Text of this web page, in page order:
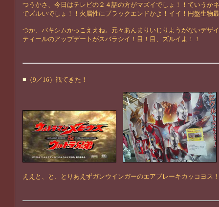
つうかさ、今日はテレビの２４話の方がマズイでしょ！！ていうか
でズルいでしょ！！火属性にブラックエンドかよ！イイ！円盤生物
つか、バキシムかっこええね。元々あんまりいじりようがないデザ
ティールのアップデートがスバラシイ！目！目、ズルイよ！！
■ （9／16）観てきた！
ええと、と、とりあえずガンウインガーのエアブレーキカッコヨス！